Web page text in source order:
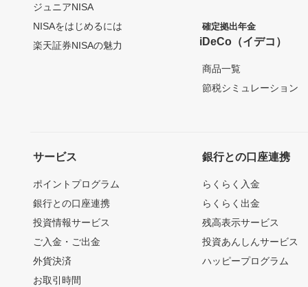
ジュニアNISA
NISAをはじめるには
楽天証券NISAの魅力
確定拠出年金
iDeCo（イデコ）
商品一覧
節税シミュレーション
サービス
ポイントプログラム
銀行との口座連携
投資情報サービス
ご入金・ご出金
外貨決済
お取引時間
銀行との口座連携
らくらく入金
らくらく出金
残高表示サービス
投資あんしんサービス
ハッピープログラム